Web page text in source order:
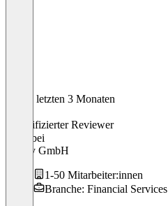
In den letzten 3 Monaten
Verifizierter Reviewer
bei
Payley GmbH
1-50 Mitarbeiter:innen
Branche: Financial Services